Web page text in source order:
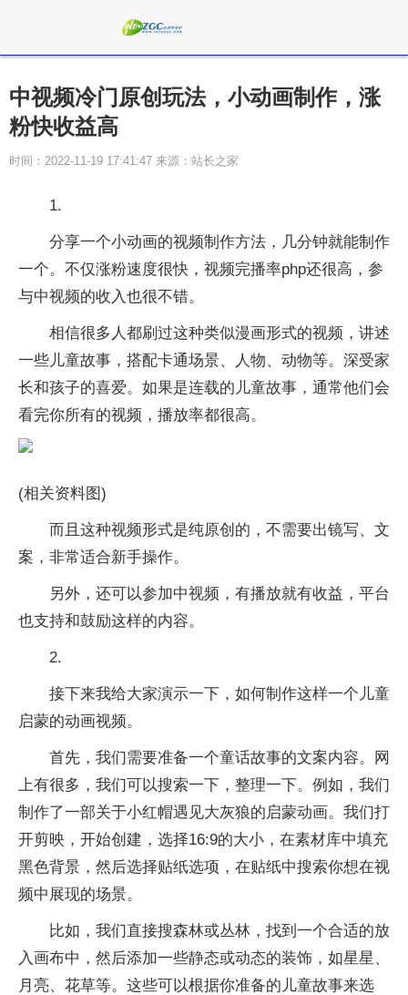
中视频冷门原创玩法，小动画制作，涨
粉快收益高
时间：2022-11-19 17:41:47 来源：站长之家
1.
分享一个小动画的视频制作方法，几分钟就能制作
一个。不仅涨粉速度很快，视频完播率php还很高，参
与中视频的收入也很不错。
相信很多人都刷过这种类似漫画形式的视频，讲述
一些儿童故事，搭配卡通场景、人物、动物等。深受家
长和孩子的喜爱。如果是连载的儿童故事，通常他们会
看完你所有的视频，播放率都很高。
(相关资料图)
而且这种视频形式是纯原创的，不需要出镜写、文
案，非常适合新手操作。
另外，还可以参加中视频，有播放就有收益，平台
也支持和鼓励这样的内容。
2.
接下来我给大家演示一下，如何制作这样一个儿童
启蒙的动画视频。
首先，我们需要准备一个童话故事的文案内容。网
上有很多，我们可以搜索一下，整理一下。例如，我们
制作了一部关于小红帽遇见大灰狼的启蒙动画。我们打
开剪映，开始创建，选择16:9的大小，在素材库中填充
黑色背景，然后选择贴纸选项，在贴纸中搜索你想在视
频中展现的场景。
比如，我们直接搜森林或丛林，找到一个合适的放
入画布中，然后添加一些静态或动态的装饰，如星星、
月亮、花草等。这些可以根据你准备的儿童故事来选